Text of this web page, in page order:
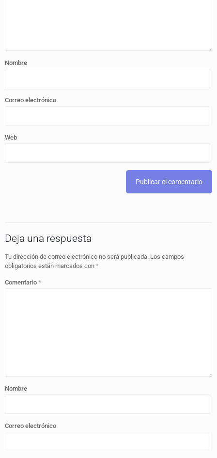
Nombre
Correo electrónico
Web
Deja una respuesta
Tu dirección de correo electrónico no será publicada. Los campos
obligatorios están marcados con *
Comentario *
Nombre
Correo electrónico